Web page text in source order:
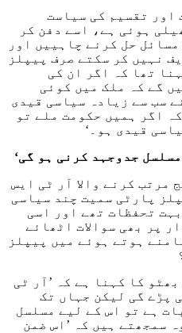
اور تقسیم کی سیاست
ہوئی ہے، اسے دفن کر
حل کرنے چاہییں اور
نہیں کر سکتے صرف پیپلز
تھا کہ اگر ان کی
گے کہ ملک میں کوئی
سب سے زیادہ سیاسی قیدی
اگر ہمیں حکومت ملے تو
قیدی ہو۔‘
جدوجہد کرنی ہو گی‘
مرتب کرنے والا آر ٹی ایس
پارٹی سمیت چند سیاسی
تحفظات تھے اور اسی
پر بھی سوالات اٹھائے
ہوتے ہوئے میں پیپلز
کا کہنا ہے کہ ’آر ٹی
پڑے گی لیکن جہاں تک
ہے تو اس کے لیے مسلسل
سمجھتے ہیں کہ ’اس ضمن